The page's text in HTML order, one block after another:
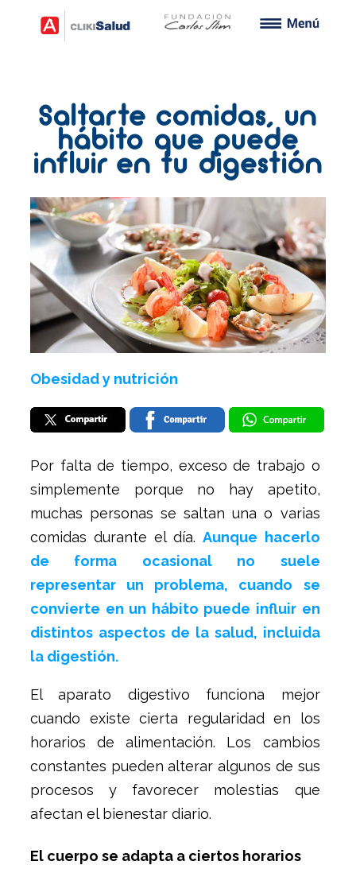
Saltarte comidas, un
hábito que puede
influir en tu digestión
Obesidad y nutrición
Por falta de tiempo, exceso de trabajo o
simplemente porque no hay apetito,
muchas personas se saltan una o varias
comidas durante el día.Aunque hacerlo
de forma ocasional no suele
representar un problema, cuando se
convierte en un hábito puede influir en
distintos aspectos de la salud, incluida
la digestión.
El aparato digestivo funciona mejor
cuando existe cierta regularidad en los
horarios de alimentación. Los cambios
constantes pueden alterar algunos de sus
procesos y favorecer molestias que
afectan el bienestar diario.
El cuerpo se adapta a ciertos horarios